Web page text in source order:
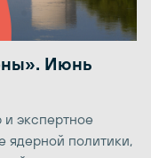
Июнь
экспертное
ядерной политики,